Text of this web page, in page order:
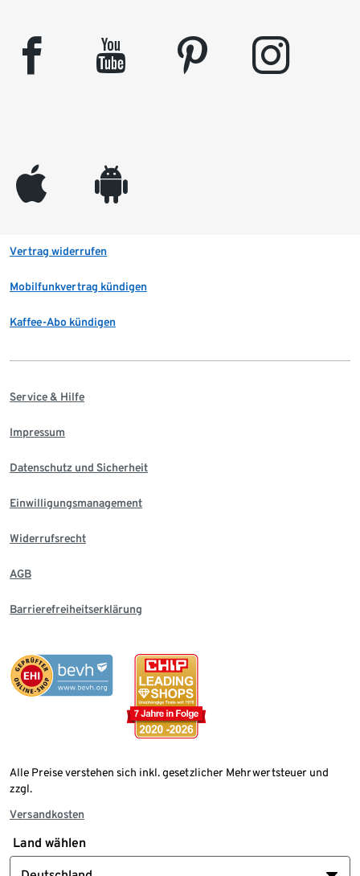
facebook youtube pinterest instagram
appleinc android
Vertrag widerrufen
Mobilfunkvertrag kündigen
Kaffee-Abo kündigen
Service & Hilfe
Impressum
Datenschutz und Sicherheit
Einwilligungsmanagement
Widerrufsrecht
AGB
Barrierefreiheitserklärung
Alle Preise verstehen sich inkl. gesetzlicher Mehrwertsteuer und
zzgl.
Versandkosten
Land wählen